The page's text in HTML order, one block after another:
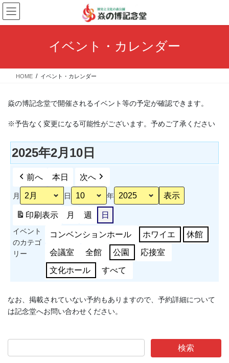
コ
ン
テ
ス
ナ
ビ
ゲ
ン
イベント・カレンダー
HOME イベント・カレンダー
焱の博記念堂で開催されるイベント等の予定が確認できます。
※予告なく変更になる可能性がございます。予めご了承ください
2025年2月10日
前へ 本日 次へ
月 日 年
印刷表示 月 週 日
イベント
のカテゴ
リー
コンベンションホール ホワイエ 休館
会議室 全館 公園 応接室
文化ホール すべて
なお、掲載されていない予約もありますので、予約詳細について
は記念堂へお問い合わせください。